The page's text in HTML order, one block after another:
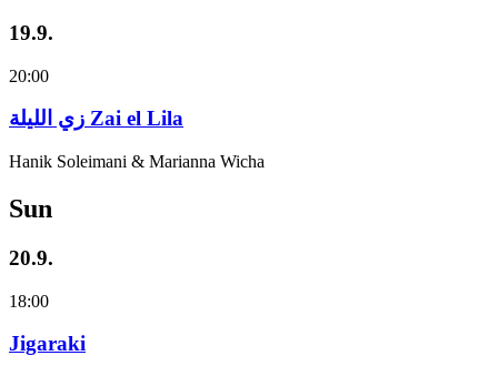
19.9.
20:00
زي‌ اللیلة Zai el Lila
Hanik Soleimani & Marianna Wicha
Sun
20.9.
18:00
Jigaraki